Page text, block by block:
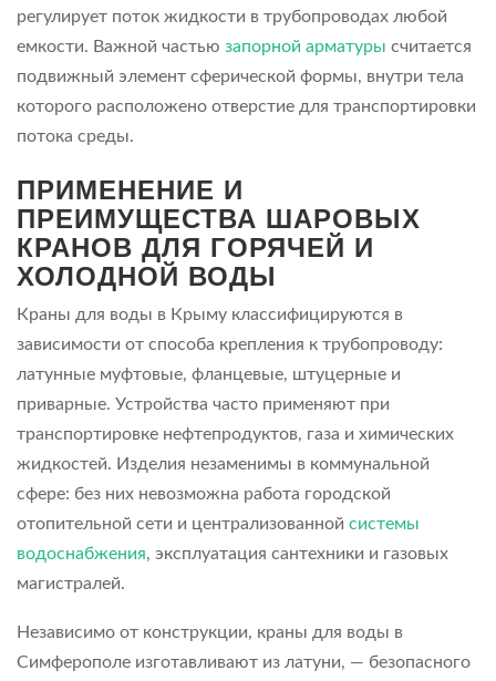
регулирует поток жидкости в трубопроводах любой
емкости. Важной частью запорной арматуры считается
подвижный элемент сферической формы, внутри тела
которого расположено отверстие для транспортировки
потока среды.
ПРИМЕНЕНИЕ И
ПРЕИМУЩЕСТВА ШАРОВЫХ
КРАНОВ ДЛЯ ГОРЯЧЕЙ И
ХОЛОДНОЙ ВОДЫ
Краны для воды в Крыму классифицируются в
зависимости от способа крепления к трубопроводу:
латунные муфтовые, фланцевые, штуцерные и
приварные. Устройства часто применяют при
транспортировке нефтепродуктов, газа и химических
жидкостей. Изделия незаменимы в коммунальной
сфере: без них невозможна работа городской
отопительной сети и централизованной системы
водоснабжения, эксплуатация сантехники и газовых
магистралей.
Независимо от конструкции, краны для воды в
Симферополе изготавливают из латуни, — безопасного